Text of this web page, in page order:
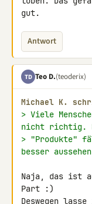
gut.
Antwort
TD Teo D.(teoderix)
Michael K.
> Viele
nicht richtig.
> "Produkte"
besser
Naja, das ist
Part :)
Deswegen